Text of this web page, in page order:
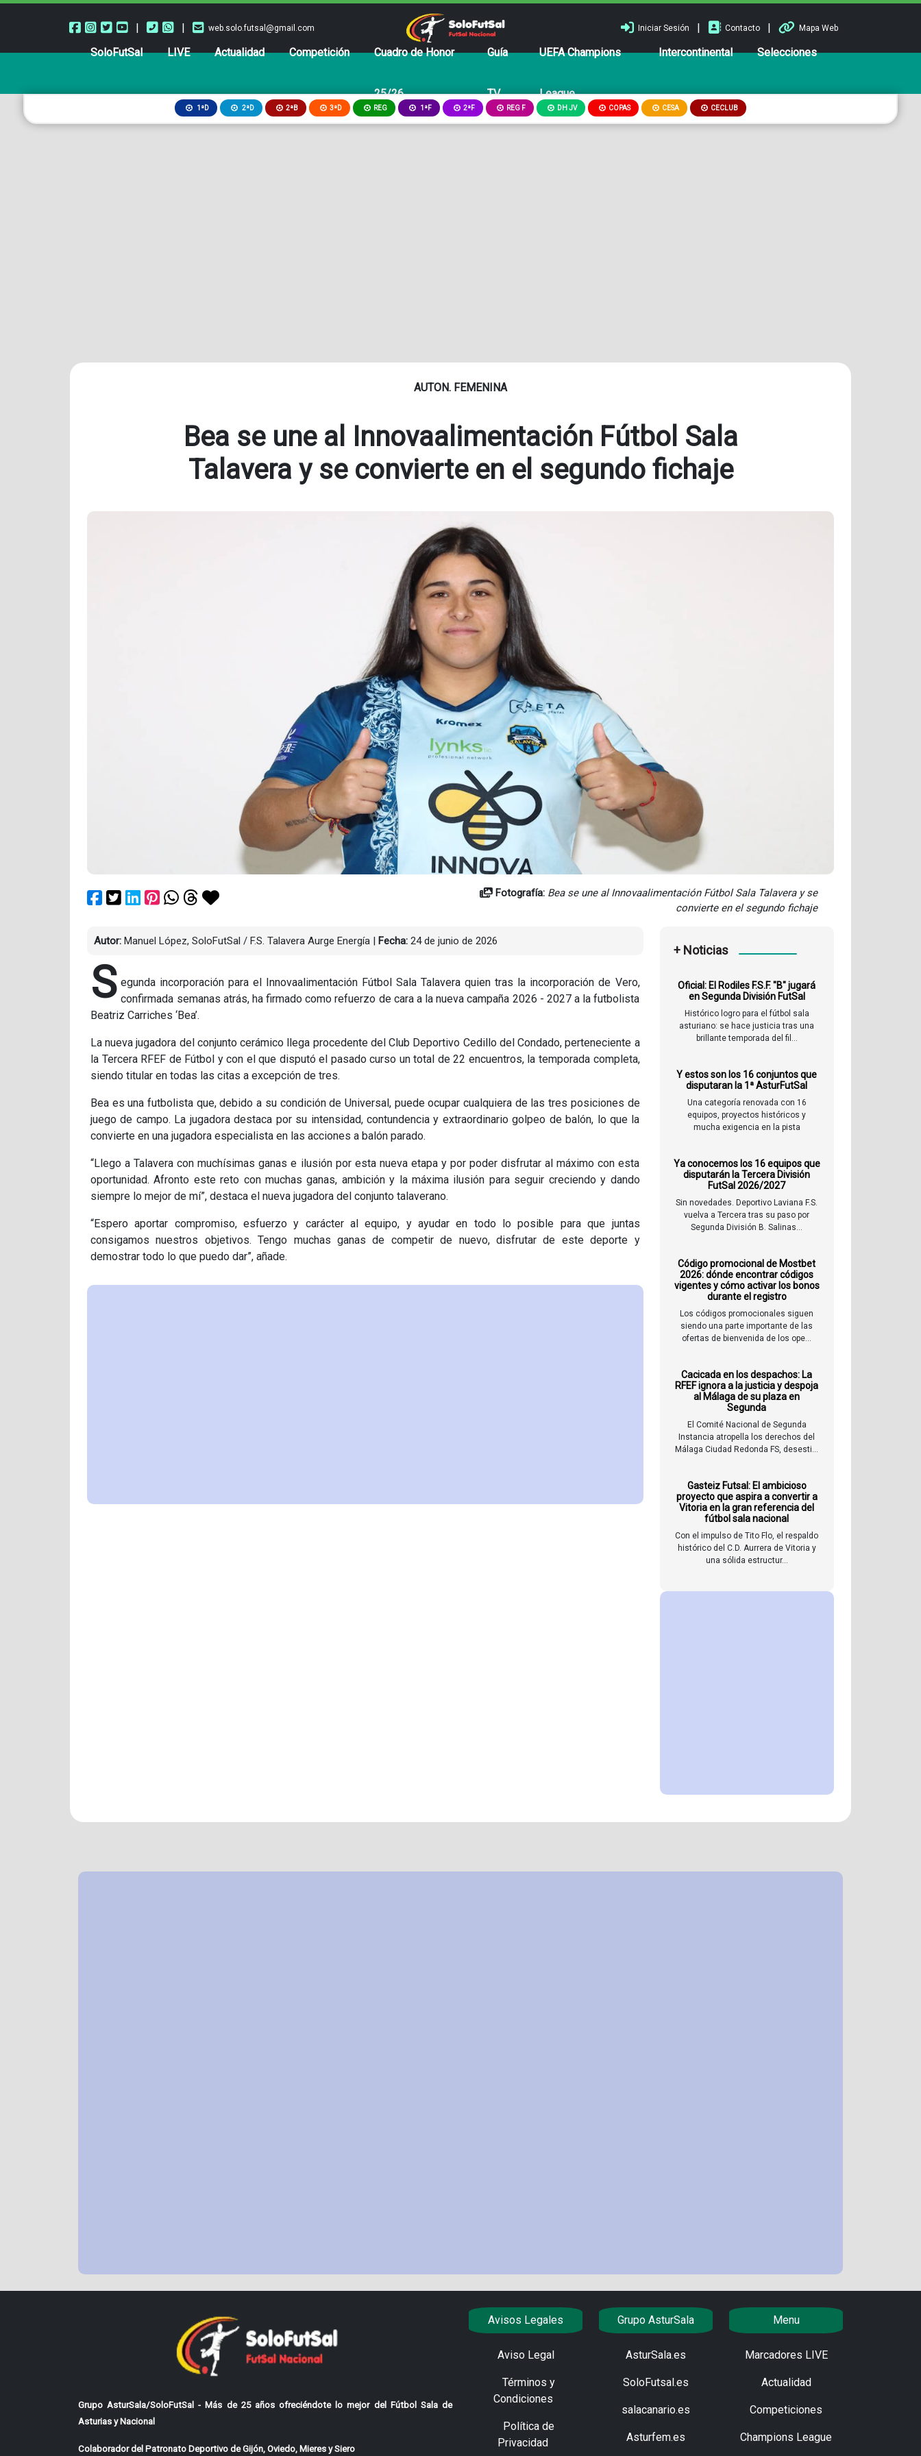
| | web.solo.futsal@gmail.com Iniciar Sesión | Contacto | Mapa Web
SoloFutSal LIVE Actualidad Competición Cuadro de Honor
25/26
Guía
TV
UEFA Champions
League
Intercontinental Selecciones
1ªD 2ªD 2ªB 3ªD REG 1ªF 2ªF REG F DH JV COPAS CESA CECLUB
AUTON. FEMENINA
Bea se une al Innovaalimentación Fútbol Sala
Talavera y se convierte en el segundo fichaje
Fotografía: Bea se une al Innovaalimentación Fútbol Sala Talavera y se
convierte en el segundo fichaje
Autor: Manuel López, SoloFutSal / F.S. Talavera Aurge Energía Fecha: 24 de junio de 2026
S egunda incorporación para el Innovaalimentación Fútbol Sala Talavera quien tras la incorporación de Vero,
confirmada semanas atrás, ha firmado como refuerzo de cara a la nueva campaña 2026 - 2027 a la futbolista
Beatriz Carriches ‘Bea’.
La nueva jugadora del conjunto cerámico llega procedente del Club Deportivo Cedillo del Condado, perteneciente a
la Tercera RFEF de Fútbol y con el que disputó el pasado curso un total de 22 encuentros, la temporada completa,
siendo titular en todas las citas a excepción de tres.
Bea es una futbolista que, debido a su condición de Universal, puede ocupar cualquiera de las tres posiciones de
juego de campo. La jugadora destaca por su intensidad, contundencia y extraordinario golpeo de balón, lo que la
convierte en una jugadora especialista en las acciones a balón parado.
“Llego a Talavera con muchísimas ganas e ilusión por esta nueva etapa y por poder disfrutar al máximo con esta
oportunidad. Afronto este reto con muchas ganas, ambición y la máxima ilusión para seguir creciendo y dando
siempre lo mejor de mí”, destaca el nueva jugadora del conjunto talaverano.
“Espero aportar compromiso, esfuerzo y carácter al equipo, y ayudar en todo lo posible para que juntas
consigamos nuestros objetivos. Tengo muchas ganas de competir de nuevo, disfrutar de este deporte y
demostrar todo lo que puedo dar”, añade.
+ Noticias
Oficial: El Rodiles F.S.F. "B" jugará
en Segunda División FutSal
Histórico logro para el fútbol sala
asturiano: se hace justicia tras una
brillante temporada del fil...
Y estos son los 16 conjuntos que
disputaran la 1ª AsturFutSal
Una categoría renovada con 16
equipos, proyectos históricos y
mucha exigencia en la pista
Ya conocemos los 16 equipos que
disputarán la Tercera División
FutSal 2026/2027
Sin novedades. Deportivo Laviana F.S.
vuelva a Tercera tras su paso por
Segunda División B. Salinas...
Código promocional de Mostbet
2026: dónde encontrar códigos
vigentes y cómo activar los bonos
durante el registro
Los códigos promocionales siguen
siendo una parte importante de las
ofertas de bienvenida de los ope...
Cacicada en los despachos: La
RFEF ignora a la justicia y despoja
al Málaga de su plaza en
Segunda
El Comité Nacional de Segunda
Instancia atropella los derechos del
Málaga Ciudad Redonda FS, desesti...
Gasteiz Futsal: El ambicioso
proyecto que aspira a convertir a
Vitoria en la gran referencia del
fútbol sala nacional
Con el impulso de Tito Flo, el respaldo
histórico del C.D. Aurrera de Vitoria y
una sólida estructur...
Grupo AsturSala/SoloFutSal - Más de 25 años ofreciéndote lo mejor del Fútbol Sala de
Asturias y Nacional
Colaborador del Patronato Deportivo de Gijón, Oviedo, Mieres y Siero
Avisos Legales
Aviso Legal
Términos y
Condiciones
Política de
Privacidad
Grupo AsturSala
AsturSala.es
SoloFutsal.es
salacanario.es
Asturfem.es
Menu
Marcadores LIVE
Actualidad
Competiciones
Champions League